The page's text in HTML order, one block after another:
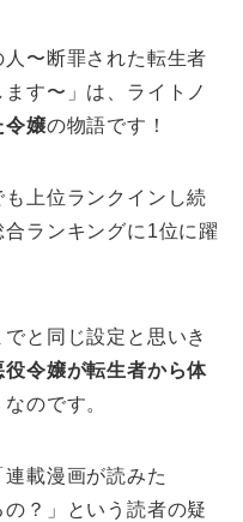
〜断罪された転生者
す〜」は、ライトノ
令嬢の物語です！
上位ランクインし続
ランキングに1位に躍
と同じ設定と思いき
役令嬢が転生者から体
なのです。
載漫画が読みた
？」という読者の疑